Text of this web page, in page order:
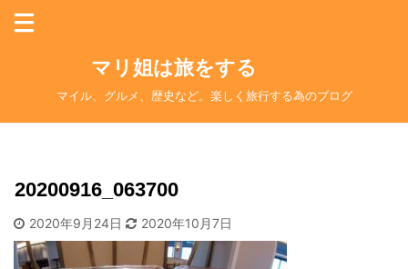
マリ姐は旅をする
マイル、グルメ、歴史など。楽しく旅行する為のブログ
20200916_063700
2020年9月24日 2020年10月7日